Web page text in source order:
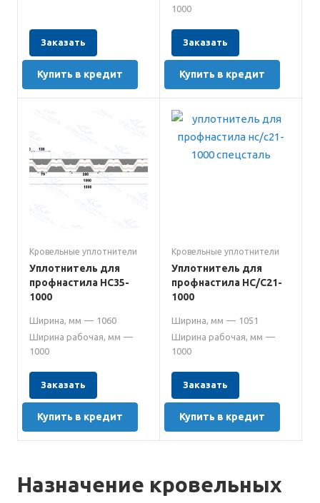
Заказать
Купить в кредит
1000
Заказать
Купить в кредит
Кровельные уплотнители
Уплотнитель для
профнастила НС35-
1000
Ширина, мм — 1060
Ширина рабочая, мм —
1000
Заказать
Купить в кредит
Кровельные уплотнители
Уплотнитель для
профнастила НС/С21-
1000
Ширина, мм — 1051
Ширина рабочая, мм —
1000
Заказать
Купить в кредит
Назначение кровельных